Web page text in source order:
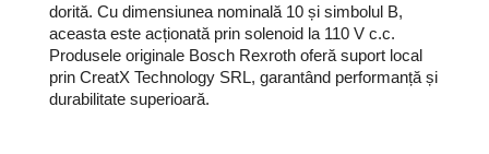
dorită. Cu dimensiunea nominală 10 și simbolul B,
aceasta este acționată prin solenoid la 110 V c.c.
Produsele originale Bosch Rexroth oferă suport local
prin CreatX Technology SRL, garantând performanță și
durabilitate superioară.